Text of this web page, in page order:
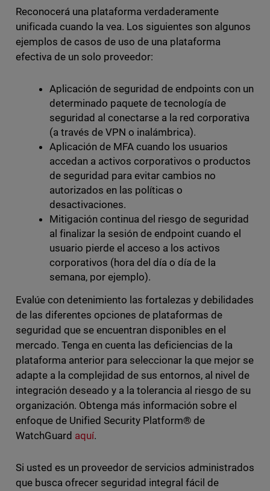
Reconocerá una plataforma verdaderamente
unificada cuando la vea. Los siguientes son algunos
ejemplos de casos de uso de una plataforma
efectiva de un solo proveedor:
Aplicación de seguridad de endpoints con un
determinado paquete de tecnología de
seguridad al conectarse a la red corporativa
(a través de VPN o inalámbrica).
Aplicación de MFA cuando los usuarios
accedan a activos corporativos o productos
de seguridad para evitar cambios no
autorizados en las políticas o
desactivaciones.
Mitigación continua del riesgo de seguridad
al finalizar la sesión de endpoint cuando el
usuario pierde el acceso a los activos
corporativos (hora del día o día de la
semana, por ejemplo).
Evalúe con detenimiento las fortalezas y debilidades
de las diferentes opciones de plataformas de
seguridad que se encuentran disponibles en el
mercado. Tenga en cuenta las deficiencias de la
plataforma anterior para seleccionar la que mejor se
adapte a la complejidad de sus entornos, al nivel de
integración deseado y a la tolerancia al riesgo de su
organización. Obtenga más información sobre el
enfoque de Unified Security Platform® de
WatchGuard aquí.
Si usted es un proveedor de servicios administrados
que busca ofrecer seguridad integral fácil de